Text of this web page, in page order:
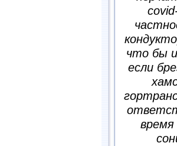
что бы
если